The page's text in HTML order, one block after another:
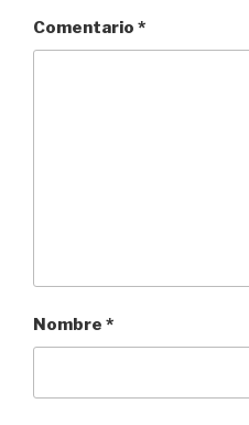
Comentario *
Nombre *